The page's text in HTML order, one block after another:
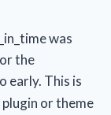
was
the
early. This is
or theme